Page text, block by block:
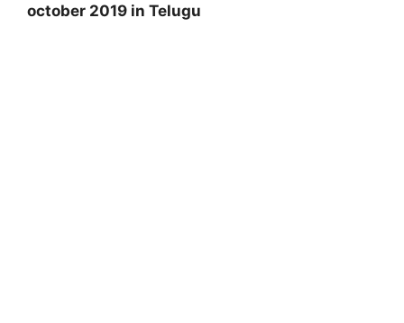
october 2019 in Telugu